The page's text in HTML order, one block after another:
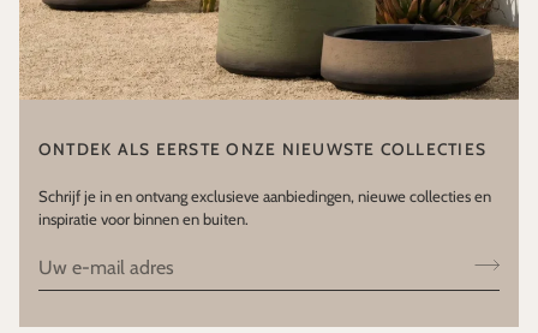
ONTDEK ALS EERSTE ONZE NIEUWSTE COLLECTIES
Schrijf je in en ontvang exclusieve aanbiedingen, nieuwe collecties en
inspiratie voor binnen en buiten.